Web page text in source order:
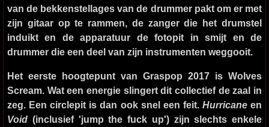
van de bekkenstellages van de drummer pakt om er met
zijn gitaar op te rammen, de zanger die het drumstel
induikt en de apparatuur de fotopit in smijt en de
drummer die een deel van zijn instrumenten weggooit.
Het eerste hoogtepunt van Graspop 2017 is Wolves
Scream. Wat een energie slingert dit collectief de zaal in
zeg. Een circlepit is dan ook snel een feit. Hurricaneen
Void (inclusief 'jump the fuck up') zijn slechts enkele